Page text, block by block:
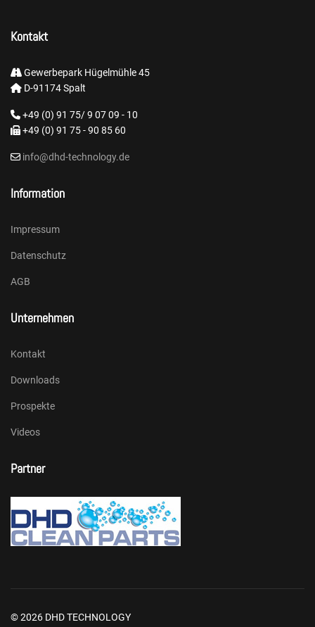
Kontakt
Gewerbepark Hügelmühle 45
D-91174 Spalt
+49 (0) 91 75/ 9 07 09 - 10
+49 (0) 91 75 - 90 85 60
info@dhd-technology.de
Information
Impressum
Datenschutz
AGB
Unternehmen
Kontakt
Downloads
Prospekte
Videos
Partner
© 2026 DHD TECHNOLOGY